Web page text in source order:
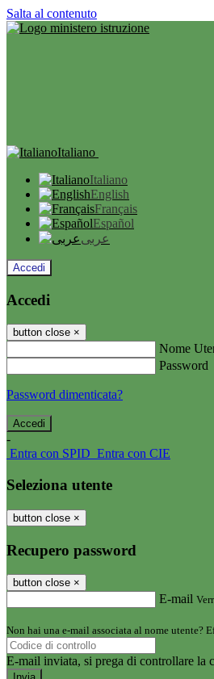
Salta al contenuto
Italiano
Italiano
English
Français
Español
عربى
Accedi
Accedi
button close ×
Nome
Password
Password dimenticata?
-
Entra con SPID Entra con CIE
Seleziona utente
button close ×
Recupero password
button close ×
E-mail
Non hai una e-mail associata al nome utente?
E-mail inviata, si prega di controllare la